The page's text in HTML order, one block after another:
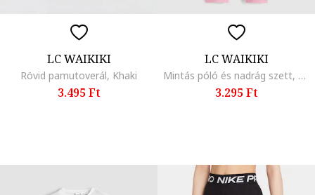
LC WAIKIKI
Rövid pamutoverál, Khaki
3.495 Ft
LC WAIKIKI
Mintás póló és nadrág szett, Rózsaszín
3.295 Ft